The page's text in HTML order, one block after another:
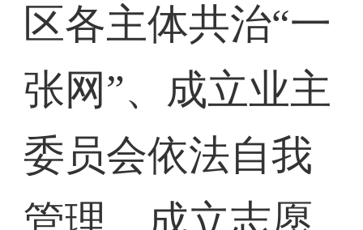
区各主体共治“一
张网”、成立业主
委员会依法自我